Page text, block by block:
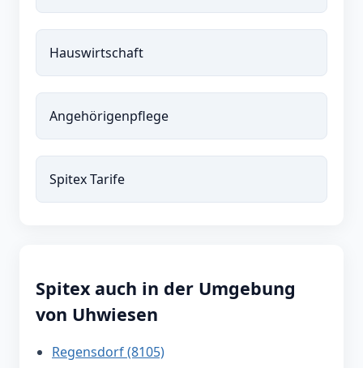
Hauswirtschaft
Angehörigenpflege
Spitex Tarife
Spitex auch in der Umgebung
von Uhwiesen
Regensdorf (8105)